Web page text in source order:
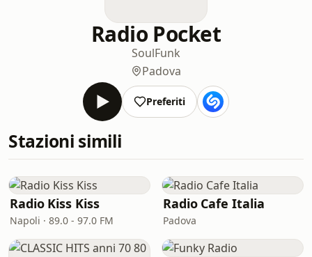
Radio Pocket
SoulFunk
Padova
Preferiti
Stazioni simili
Radio Kiss Kiss
Napoli · 89.0 - 97.0 FM
Radio Cafe Italia
Padova